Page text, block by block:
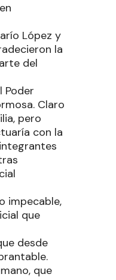
López y
la
del
Poder
Claro
pero
con la
impecable,
que
desde
que